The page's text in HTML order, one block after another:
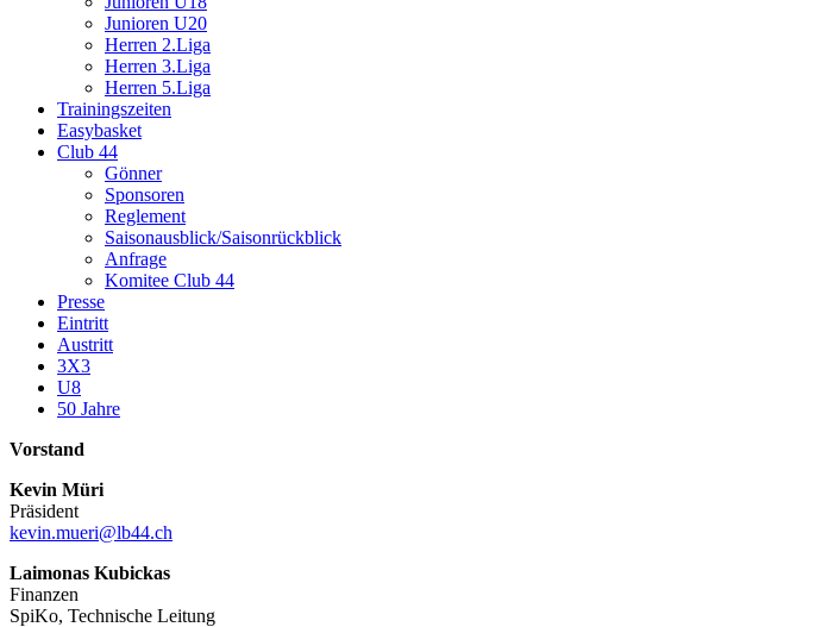
Junioren U20
Herren 2.Liga
Herren 3.Liga
Herren 5.Liga
Trainingszeiten
Easybasket
Club 44
Gönner
Sponsoren
Reglement
Saisonausblick/Saisonrückblick
Anfrage
Komitee Club 44
Presse
Eintritt
Austritt
3X3
U8
50 Jahre
Vorstand
Kevin Müri
Präsident
kevin.mueri@lb44.ch
Laimonas Kubickas
Finanzen
SpiKo, Technische Leitung